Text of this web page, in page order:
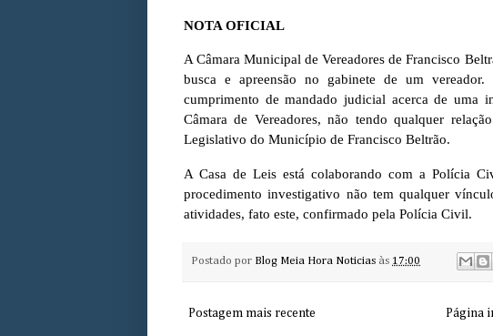
NOTA OFICIAL
A Câmara Municipal de Vereadores de Francisco
busca e apreensão no gabinete de um
cumprimento de mandado judicial acerca de uma
Câmara de Vereadores, não tendo qualquer
Legislativo do Município de Francisco Beltrão.
A Casa de Leis está colaborando com a Polícia
procedimento investigativo não tem qualquer
atividades, fato este, confirmado pela Polícia Civil.
Postado por Blog Meia Hora Noticias às 17:00
Postagem mais recente Página